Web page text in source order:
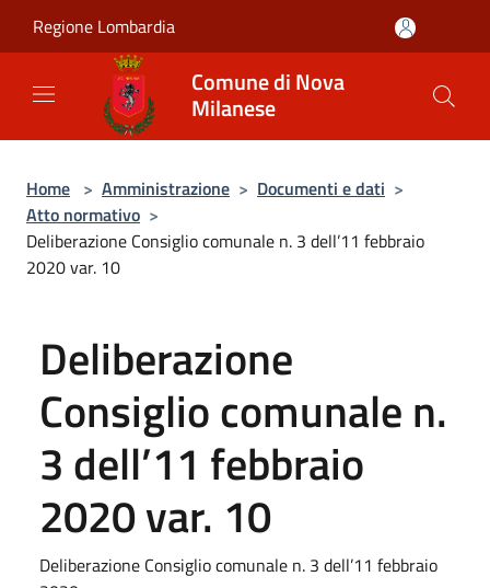
Regione Lombardia
Comune di Nova
Milanese
Home > Amministrazione > Documenti e dati >
Atto normativo >
Deliberazione Consiglio comunale n. 3 dell’11 febbraio
2020 var. 10
Deliberazione
Consiglio comunale n.
3 dell’11 febbraio
2020 var. 10
Deliberazione Consiglio comunale n. 3 dell’11 febbraio